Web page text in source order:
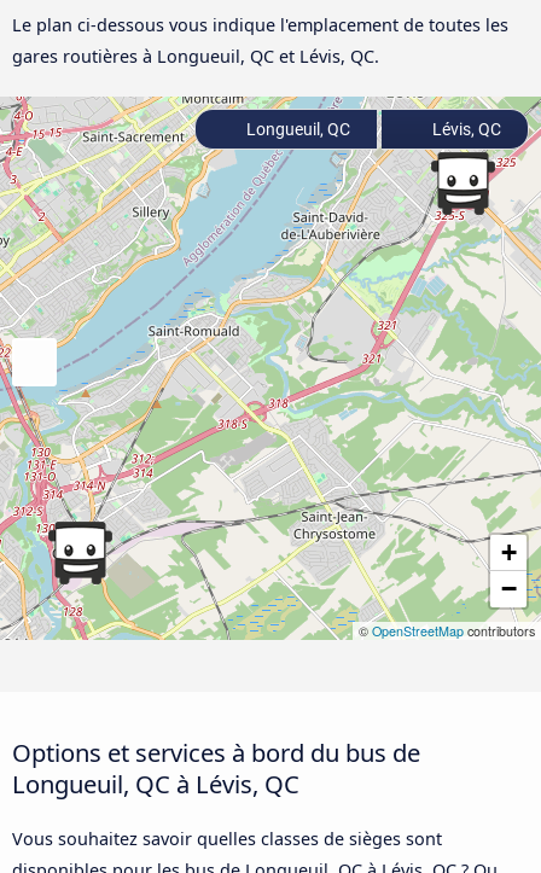
Le plan ci-dessous vous indique l'emplacement de toutes les
gares routières à Longueuil, QC et Lévis, QC.
+
−
© OpenStreetMap contributors
Longueuil, QC Lévis, QC
Options et services à bord du bus de
Longueuil, QC à Lévis, QC
Vous souhaitez savoir quelles classes de sièges sont